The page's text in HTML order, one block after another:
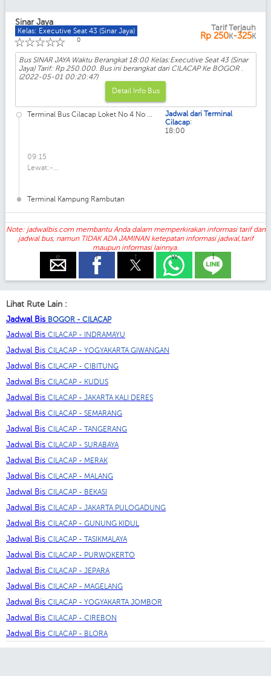
Sinar Jaya
Kelas: Executive Seat 43 (Sinar Jaya)
☆
☆
☆
☆
☆ 0
Tarif Terjauh
Rp 250K-325K
Bus SINAR JAYA Waktu Berangkat 18:00 Kelas:Executive Seat 43 (Sinar
Jaya) Tarif: Rp 250.000. Bus ini berangkat dari CILACAP Ke BOGOR .
(2022-05-01 00:20:47)
Detail Info Bus
Terminal Bus Cilacap Loket No 4 No ...
09:15
Lewat:-...
Terminal Kampung Rambutan
Jadwal dari Terminal
Cilacap:
18:00
Note: jadwalbis.com membantu Anda dalam memperkirakan informasi tarif dan
jadwal bus, namun TIDAK ADA JAMINAN ketepatan informasi jadwal,tarif
maupun informasi lainnya.
e f t w l
Lihat Rute Lain :
Jadwal Bis BOGOR - CILACAP
Jadwal Bis CILACAP - INDRAMAYU
Jadwal Bis CILACAP - YOGYAKARTA GIWANGAN
Jadwal Bis CILACAP - CIBITUNG
Jadwal Bis CILACAP - KUDUS
Jadwal Bis CILACAP - JAKARTA KALI DERES
Jadwal Bis CILACAP - SEMARANG
Jadwal Bis CILACAP - TANGERANG
Jadwal Bis CILACAP - SURABAYA
Jadwal Bis CILACAP - MERAK
Jadwal Bis CILACAP - MALANG
Jadwal Bis CILACAP - BEKASI
Jadwal Bis CILACAP - JAKARTA PULOGADUNG
Jadwal Bis CILACAP - GUNUNG KIDUL
Jadwal Bis CILACAP - TASIKMALAYA
Jadwal Bis CILACAP - PURWOKERTO
Jadwal Bis CILACAP - JEPARA
Jadwal Bis CILACAP - MAGELANG
Jadwal Bis CILACAP - YOGYAKARTA JOMBOR
Jadwal Bis CILACAP - CIREBON
Jadwal Bis CILACAP - BLORA